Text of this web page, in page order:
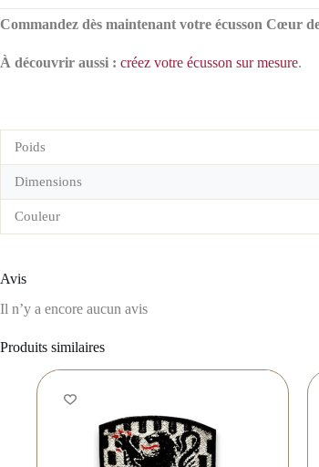
Commandez dès maintenant votre écusson Cœur
À découvrir aussi : créez votre écusson sur mesure.
Poids
Dimensions
Couleur
Avis
Il n’y a encore aucun avis
Produits similaires